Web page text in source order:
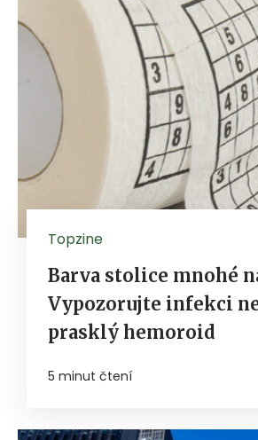
Topzine
Barva stolice mnohé
Vypozorujte infekci
prasklý hemoroid
5 minut čtení